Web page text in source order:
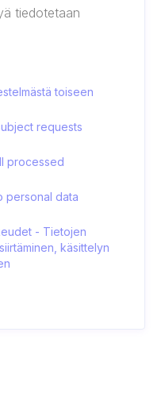
tiedotetaan
toiseen
requests
processed
personal data
- Tietojen
käsittelyn